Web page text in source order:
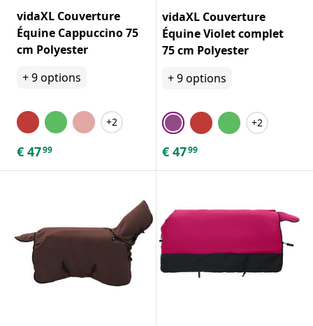
vidaXL Couverture
Équine Cappuccino 75
cm Polyester
+9options
+2
€ 4799
vidaXL Couverture
Équine Violet complet
75 cm Polyester
+9options
+2
€ 4799